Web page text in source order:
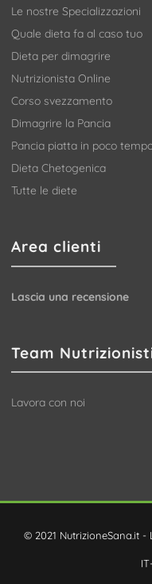
Le nostre Specializzazioni
Quale dieta fa al caso tuo
Dieta per dimagrire
Nutrizionista Online
Corso svezzamento
Dimagrire la Pancia
Pancia piatta in poco
Dieta Chetogenica
Tutte le diete
Area clienti
Lascia una recensione
Team
Lavora con noi
© 2021 NutrizioneSana.it -